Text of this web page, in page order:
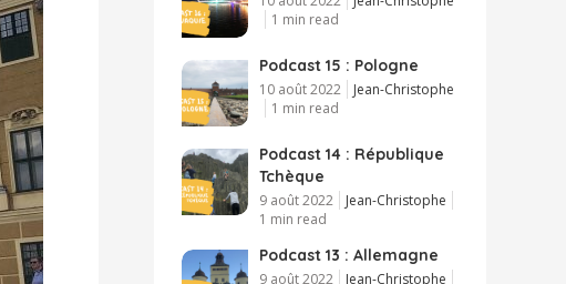
1 min read
Podcast 15 : Pologne
10 août 2022
Jean-Christophe
1 min read
Podcast 14 : République
Tchèque
9 août 2022
Jean-Christophe
1 min read
Podcast 13 : Allemagne
9 août 2022
Jean-Christophe